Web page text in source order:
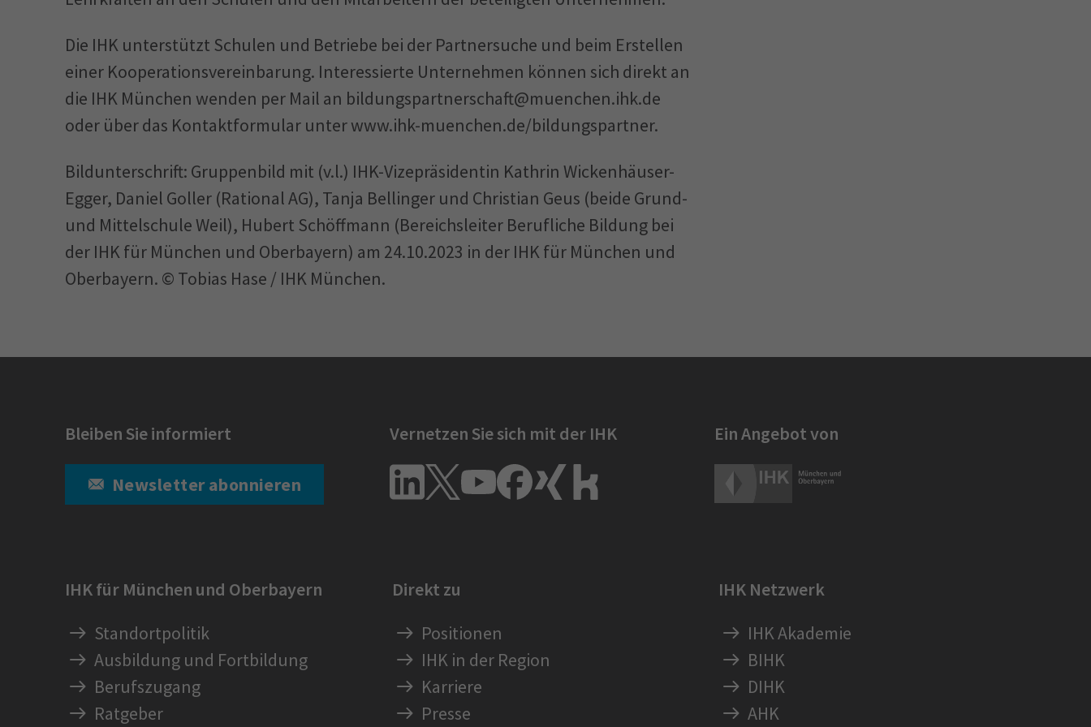
Die IHK unterstützt Schulen und Betriebe bei der Partnersuche und beim Erstellen
einer Kooperations­vereinbarung. Interessierte Unternehmen können sich direkt an
die IHK München wenden per Mail an bildungspartnerschaft@muenchen.ihk.de
oder über das Kontaktformular unter www.ihk-muenchen.de/bildungspartner.
Bildunterschrift: Gruppenbild mit (v.l.) IHK-Vizepräsidentin Kathrin Wickenhäuser-
Egger, Daniel Goller (Rational AG), Tanja Bellinger und Christian Geus (beide Grund-
und Mittelschule Weil), Hubert Schöffmann (Bereichsleiter Berufliche Bildung bei
der IHK für München und Oberbayern) am 24.10.2023 in der IHK für München und
Oberbayern. © Tobias Hase / IHK München.
Bleiben Sie informiert
Newsletter abonnieren
Vernetzen Sie sich mit der IHK Ein Angebot von
IHK für München und Oberbayern
Standortpolitik
Ausbildung und Fortbildung
Berufszugang
Ratgeber
Direkt zu
Positionen
IHK in der Region
Karriere
Presse
IHK Netzwerk
IHK Akademie
BIHK
DIHK
AHK